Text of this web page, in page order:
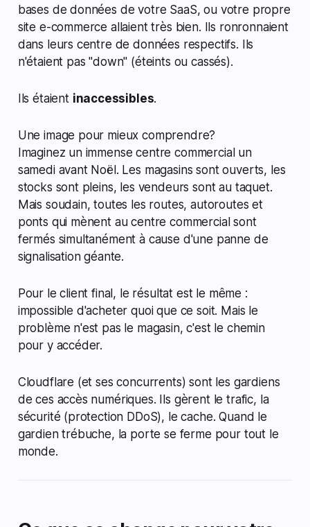
bases de données de votre SaaS, ou votre propre
site e-commerce allaient très bien. Ils ronronnaient
dans leurs centre de données respectifs. Ils
n'étaient pas "down" (éteints ou cassés).
Ils étaient inaccessibles.
Une image pour mieux comprendre?
Imaginez un immense centre commercial un
samedi avant Noël. Les magasins sont ouverts, les
stocks sont pleins, les vendeurs sont au taquet.
Mais soudain, toutes les routes, autoroutes et
ponts qui mènent au centre commercial sont
fermés simultanément à cause d'une panne de
signalisation géante.
Pour le client final, le résultat est le même :
impossible d'acheter quoi que ce soit. Mais le
problème n'est pas le magasin, c'est le chemin
pour y accéder.
Cloudflare (et ses concurrents) sont les gardiens
de ces accès numériques. Ils gèrent le trafic, la
sécurité (protection DDoS), le cache. Quand le
gardien trébuche, la porte se ferme pour tout le
monde.